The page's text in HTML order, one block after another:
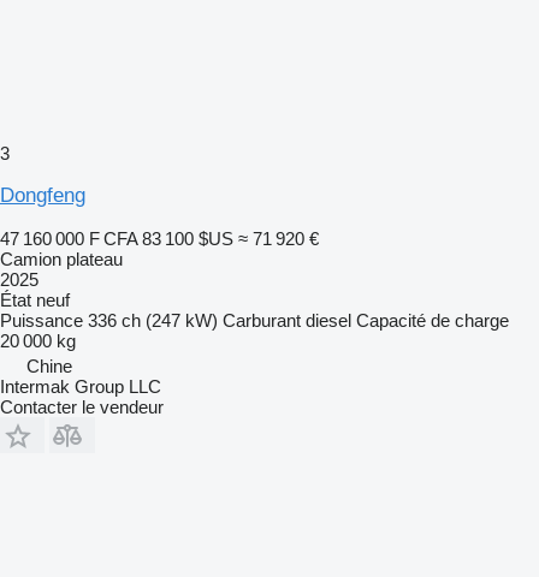
3
Dongfeng
47 160 000 F CFA 83 100 $US ≈ 71 920 €
Camion plateau
2025
État neuf
Puissance 336 ch (247 kW) Carburant diesel Capacité de charge
20 000 kg
Chine
Intermak Group LLC
Contacter le vendeur